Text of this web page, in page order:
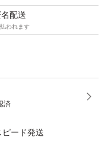
リペア 90g メイク
配送
われます
済
ピード発送